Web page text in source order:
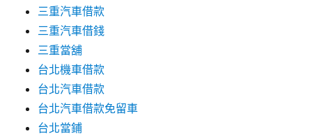
三重汽車借款
三重汽車借錢
三重當舖
台北機車借款
台北汽車借款
台北汽車借款免留車
台北當鋪